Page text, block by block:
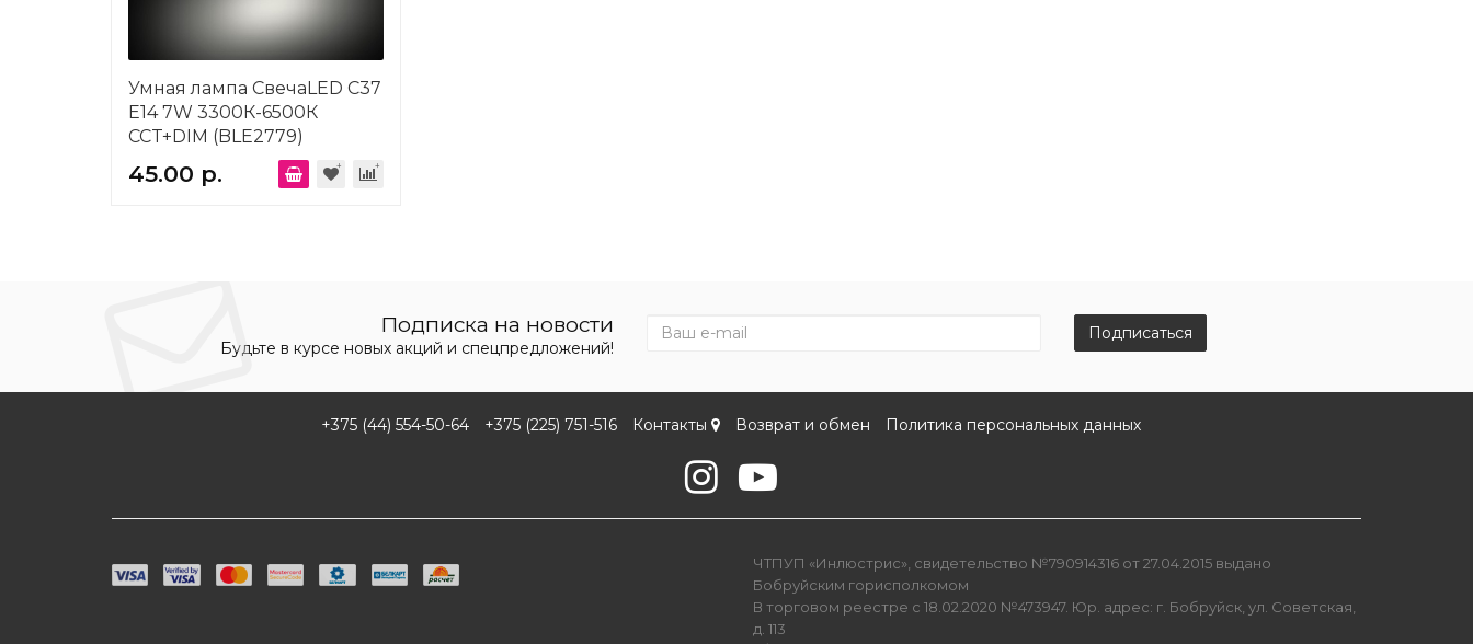
Умная лампа СвечаLED C37
Е14 7W 3300К-6500К
CCT+DIM (BLE2779)
Elektrostandard a071005
45.00 р.
Подписка на новости
Будьте в курсе новых акций и спецпредложений!
Подписаться
+375 (44) 554-50-64 +375 (225) 751-516 Контакты Возврат и обмен Политика персональных данных
ЧТПУП «Инлюстрис», свидетельство №790914316 от 27.04.2015 выдано
Бобруйским горисполкомом
В торговом реестре с 18.02.2020 №473947. Юр. адрес: г. Бобруйск, ул. Советская,
д. 113